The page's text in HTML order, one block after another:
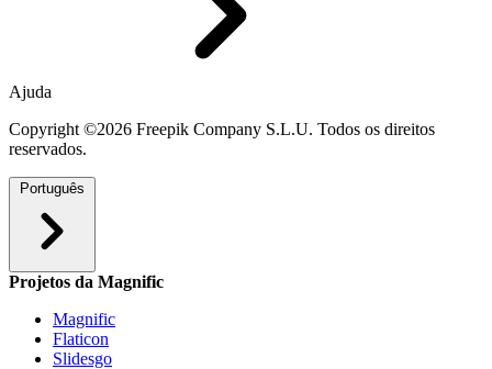
Ajuda
Copyright ©2026 Freepik Company S.L.U. Todos os direitos
reservados.
Português
Projetos da Magnific
Magnific
Flaticon
Slidesgo